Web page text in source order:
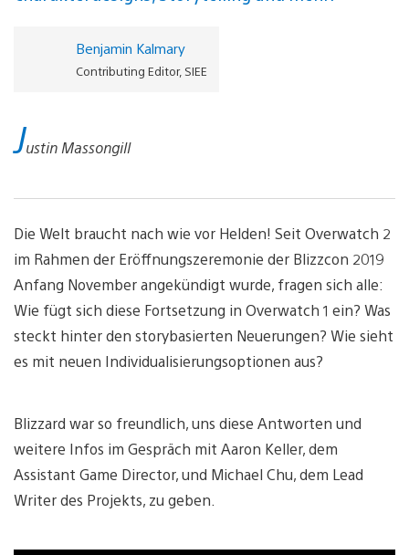
Benjamin Kalmary
Contributing Editor, SIEE
Justin Massongill
Die Welt braucht nach wie vor Helden! Seit Overwatch 2
im Rahmen der Eröffnungszeremonie der Blizzcon 2019
Anfang November angekündigt wurde, fragen sich alle:
Wie fügt sich diese Fortsetzung in Overwatch 1 ein? Was
steckt hinter den storybasierten Neuerungen? Wie sieht
es mit neuen Individualisierungsoptionen aus?
Blizzard war so freundlich, uns diese Antworten und
weitere Infos im Gespräch mit Aaron Keller, dem
Assistant Game Director, und Michael Chu, dem Lead
Writer des Projekts, zu geben.